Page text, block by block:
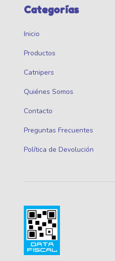
Categorías
Inicio
Productos
Catnipers
Quiénes Somos
Contacto
Preguntas Frecuentes
Política de Devolución